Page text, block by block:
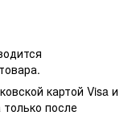
картой Visa и
после